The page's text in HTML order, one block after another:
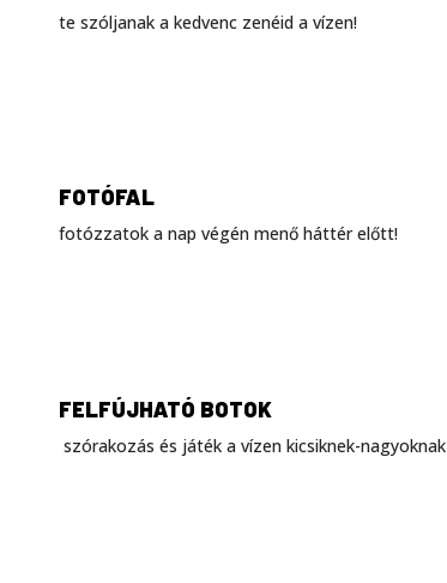
te szóljanak a kedvenc zenéid a vízen!
FOTÓFAL
fotózzatok a nap végén menő háttér előtt!
FELFÚJHATÓ BOTOK
szórakozás és játék a vízen kicsiknek-nagyoknak